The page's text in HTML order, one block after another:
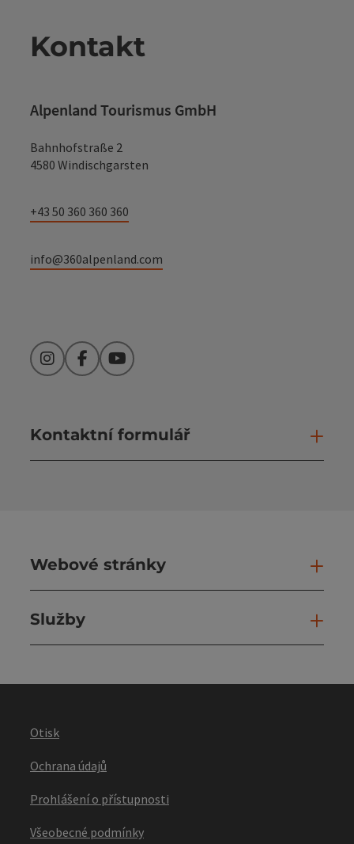
Kontakt
Alpenland Tourismus GmbH
Bahnhofstraße 2
4580 Windischgarsten
+43 50 360 360 360
info@360alpenland.com
InstagramFacebookYouTube
Kontaktní formulář
Webové stránky
Služby
Otisk
Ochrana údajů
Prohlášení o přístupnosti
Všeobecné podmínky